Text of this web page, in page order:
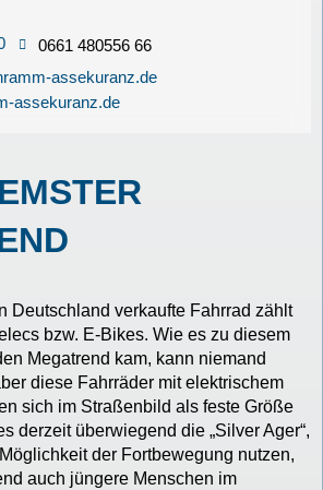
0661 480556 66
assekuranz.de
assekuranz.de
Deutschland verkaufte Fahrrad zählt
bzw. E-Bikes. Wie es zu diesem
Megatrend kam, kann niemand
diese Fahrräder mit elektrischem
sich im Straßenbild als feste Größe
derzeit überwiegend die „Silver Ager“,
der Fortbewegung nutzen,
auch jüngere Menschen im